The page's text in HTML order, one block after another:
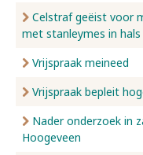
Celstraf geëist voor
met stanleymes in hals
Vrijspraak meineed
Vrijspraak bepleit
Nader onderzoek in
Hoogeveen